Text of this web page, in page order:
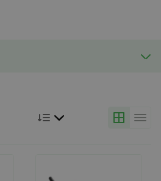
Bruk synkende rekkefølge
Grid Liste